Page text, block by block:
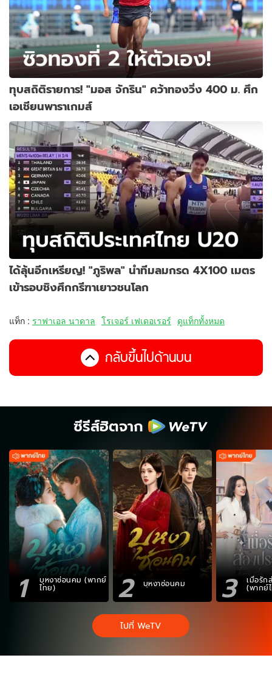
ทุบสถิติรายการ! "มอส จักริน" คว้าทองวิ่ง 400 ม. ศึก
เอเชียนพาราเกมส์
ได้ลุ้นอีกเหรียญ! "ภูริพล" นำทีมลมกรด 4X100 เมตร
เข้ารอบชิงศึกกรีฑาเยาวชนโลก
แท็ก : ราฟาเอล นาดาล โรเจอร์ เฟเดอเรอร์ ดูแท็กทั้งหมด
กลับขึ้นไปด้านบน
ซีรีส์ฮิตจาก
1 บุหงาซ่อนคม (พากย์
ไทย) 2 บุหงาซ่อนคม 3 เมื่อรัก
(พากย์
ไปที่ WeTV